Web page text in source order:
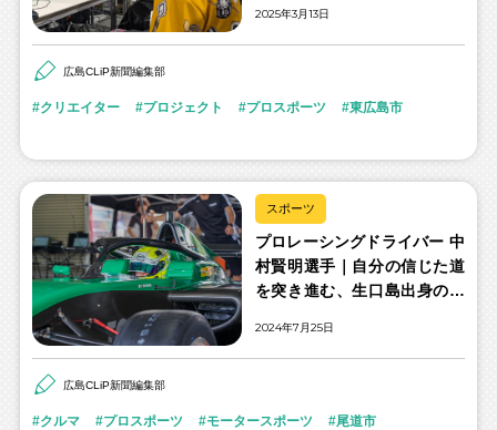
2025年3月13日
広島CLiP新聞編集部
クリエイター プロジェクト プロスポーツ 東広島市
スポーツ
プロレーシングドライバー 中
村賢明選手｜自分の信じた道
を突き進む、生口島出身の若
2024年7月25日
広島CLiP新聞編集部
クルマ プロスポーツ モータースポーツ
尾道市